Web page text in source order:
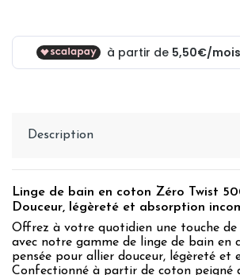
Description
Linge de bain en coton Zéro Twist
Douceur, légèreté et absorption
Offrez à votre quotidien une touche
avec notre gamme de linge de bain en
pensée pour allier douceur, légèreté et
Confectionné à partir de coton peigné